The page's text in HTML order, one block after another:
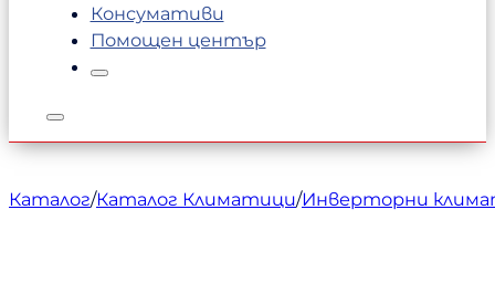
Консумативи
Помощен център
Каталог/Каталог Климатици/Инверторни